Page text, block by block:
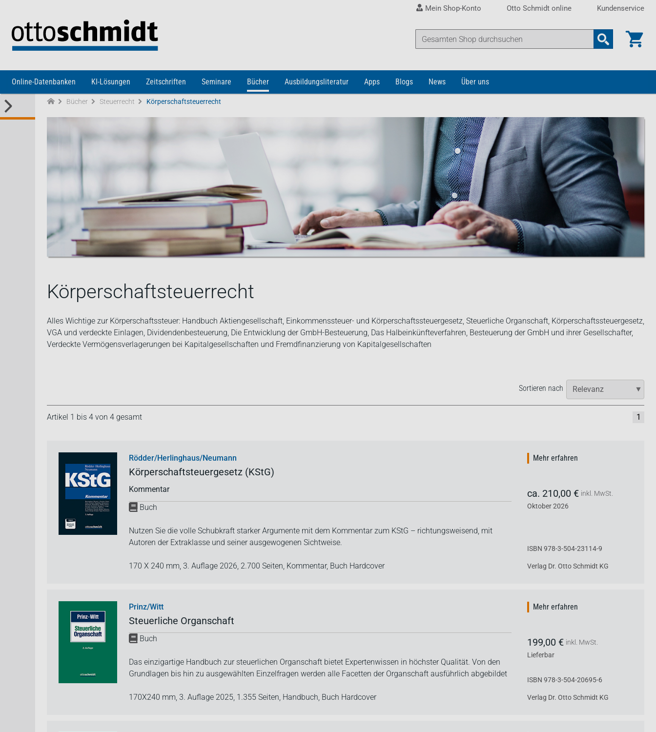
Mein Shop-Konto Otto Schmidt online Kundenservice
Online-Datenbanken KI-Lösungen Zeitschriften Seminare Bücher Ausbildungsliteratur Apps Blogs News Über uns
Bücher Steuerrecht Körperschaftsteuerrecht
Körperschaftsteuerrecht
Alles Wichtige zur Körperschaftssteuer: Handbuch Aktiengesellschaft, Einkommenssteuer- und Körperschaftssteuergesetz, Steuerliche Organschaft, Körperschaftssteuergesetz,
VGA und verdeckte Einlagen, Dividendenbesteuerung, Die Entwicklung der GmbH-Besteuerung, Das Halbeinkünfteverfahren, Besteuerung der GmbH und ihrer Gesellschafter,
Verdeckte Vermögensverlagerungen bei Kapitalgesellschaften und Fremdfinanzierung von Kapitalgesellschaften
Sortieren nach
Artikel 1 bis 4 von 4 gesamt 1
Rödder/Herlinghaus/Neumann
Körperschaftsteuergesetz (KStG)
Kommentar
Buch
Nutzen Sie die volle Schubkraft starker Argumente mit dem Kommentar zum KStG – richtungsweisend, mit
Autoren der Extraklasse und seiner ausgewogenen Sichtweise.
170 X 240 mm, 3. Auflage 2026, 2.700 Seiten, Kommentar, Buch Hardcover
Mehr erfahren
ca. 210,00 € inkl. MwSt.
Oktober 2026
ISBN 978-3-504-23114-9
Verlag Dr. Otto Schmidt KG
Prinz/Witt
Steuerliche Organschaft
Buch
Das einzigartige Handbuch zur steuerlichen Organschaft bietet Expertenwissen in höchster Qualität. Von den
Grundlagen bis hin zu ausgewählten Einzelfragen werden alle Facetten der Organschaft ausführlich abgebildet
170X240 mm, 3. Auflage 2025, 1.355 Seiten, Handbuch, Buch Hardcover
Mehr erfahren
199,00 € inkl. MwSt.
Lieferbar
ISBN 978-3-504-20695-6
Verlag Dr. Otto Schmidt KG